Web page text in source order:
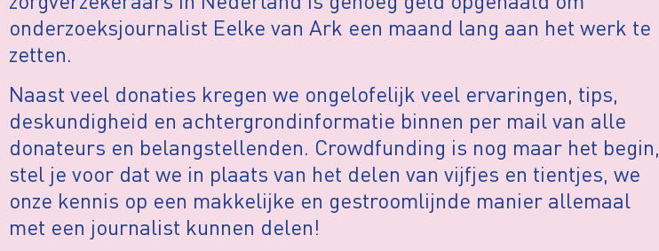
onderzoeksjournalist Eelke van Ark een maand lang aan het werk te
zetten.
Naast veel donaties kregen we ongelofelijk veel ervaringen, tips,
deskundigheid en achtergrondinformatie binnen per mail van alle
donateurs en belangstellenden. Crowdfunding is nog maar het begin,
stel je voor dat we in plaats van het delen van vijfjes en tientjes, we
onze kennis op een makkelijke en gestroomlijnde manier allemaal
met een journalist kunnen delen!